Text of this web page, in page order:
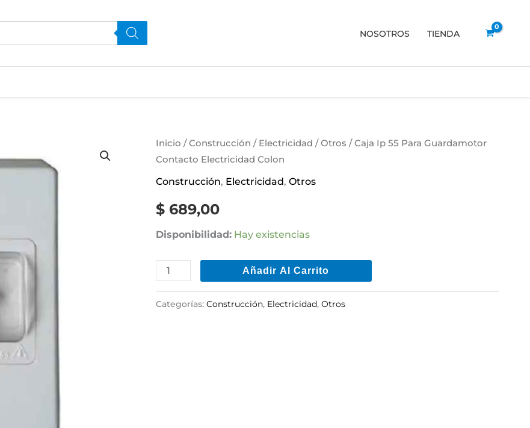
NOSOTROS TIENDA
Inicio /Construcción / Electricidad /Otros / Caja Ip 55 Para Guardamotor
Contacto Electricidad Colon
Construcción, Electricidad, Otros
$689,00
Disponibilidad: Hay existencias
Caja
Ip
55
Guardamotor
Contacto
Colon
cantidad
Añadir Al Carrito
Categorías: Construcción, Electricidad, Otros